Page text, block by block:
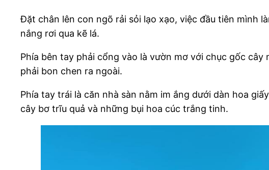
Đặt chân lên con ngõ rải sỏi lạo xạo, việc đầu tiên mình
nắng rơi qua kẽ lá.
Phía bên tay phải cổng vào là vườn mơ với chục gốc
phải bon chen ra ngoài.
Phía tay trái là căn nhà sàn nằm im ắng dưới dàn hoa
cây bơ trĩu quả và những bụi hoa cúc trắng tinh.